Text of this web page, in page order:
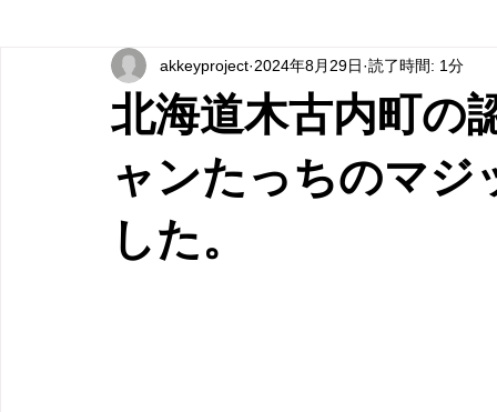
北海道木古内町の
ャンたっちのマジ
した。
akkeyproject 2024年8月29日 読了時間: 1分